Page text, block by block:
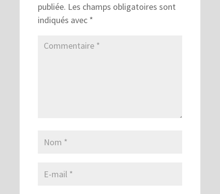
publiée. Les champs obligatoires sont
indiqués avec *